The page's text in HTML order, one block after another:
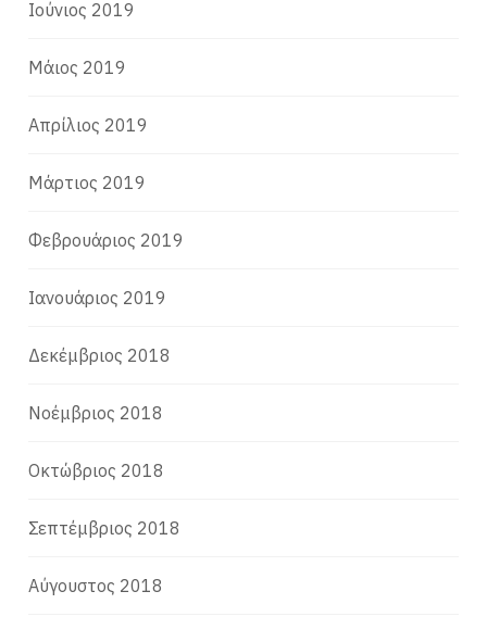
Ιούνιος 2019
Μάιος 2019
Απρίλιος 2019
Μάρτιος 2019
Φεβρουάριος 2019
Ιανουάριος 2019
Δεκέμβριος 2018
Νοέμβριος 2018
Οκτώβριος 2018
Σεπτέμβριος 2018
Αύγουστος 2018